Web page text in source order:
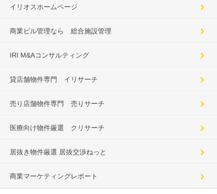
イリオスホームページ
商業ビル管理なら 総合施設管理
IRI M&Aコンサルティング
貸店舗物件専門 イリサーチ
売り店舗物件専門 売りサーチ
医療向け物件厳選 クリサーチ
居抜き物件厳選 居抜交渉ねっと
商業マーケティングレポート